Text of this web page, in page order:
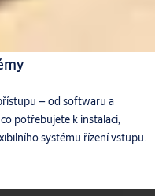
– od softwaru a
potřebujete k instalaci,
systému řízení vstupu.